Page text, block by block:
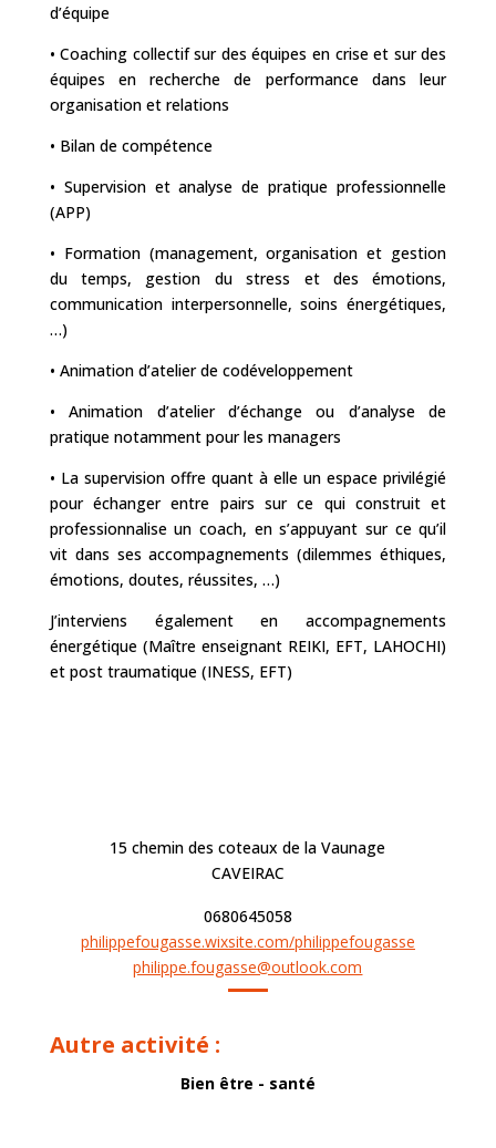
d’équipe
• Coaching collectif sur des équipes en crise et sur des
équipes en recherche de performance dans leur
organisation et relations
• Bilan de compétence
• Supervision et analyse de pratique professionnelle
(APP)
• Formation (management, organisation et gestion
du temps, gestion du stress et des émotions,
communication interpersonnelle, soins énergétiques,
…)
• Animation d’atelier de codéveloppement
• Animation d’atelier d’échange ou d’analyse de
pratique notamment pour les managers
• La supervision offre quant à elle un espace privilégié
pour échanger entre pairs sur ce qui construit et
professionnalise un coach, en s’appuyant sur ce qu’il
vit dans ses accompagnements (dilemmes éthiques,
émotions, doutes, réussites, …)
J’interviens également en accompagnements
énergétique (Maître enseignant REIKI, EFT, LAHOCHI)
et post traumatique (INESS, EFT)
15 chemin des coteaux de la Vaunage
CAVEIRAC
0680645058
philippefougasse.wixsite.com/philippefougasse
philippe.fougasse@outlook.com
Autre activité :
Bien être - santé